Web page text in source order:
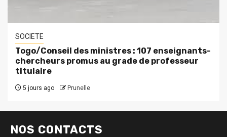
SOCIETE
Togo/Conseil des ministres : 107 enseignants-
chercheurs promus au grade de professeur
titulaire
5 jours ago Prunelle
NOS CONTACTS